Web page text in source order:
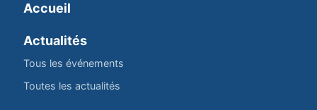
Accueil
Actualités
Tous les événements
Toutes les actualités